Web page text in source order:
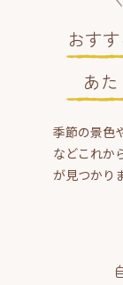
おす
あ
季節の景色
などこれか
が見つかり